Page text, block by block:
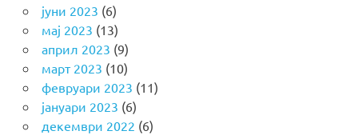
јуни 2023 (6)
мај 2023 (13)
април 2023 (9)
март 2023 (10)
февруари 2023 (11)
јануари 2023 (6)
декември 2022 (6)